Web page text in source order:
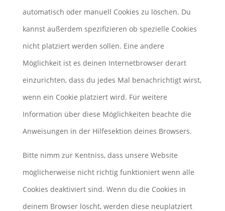
automatisch oder manuell Cookies zu löschen. Du
kannst außerdem spezifizieren ob spezielle Cookies
nicht platziert werden sollen. Eine andere
Möglichkeit ist es deinen Internetbrowser derart
einzurichten, dass du jedes Mal benachrichtigt wirst,
wenn ein Cookie platziert wird. Für weitere
Information über diese Möglichkeiten beachte die
Anweisungen in der Hilfesektion deines Browsers.
Bitte nimm zur Kentniss, dass unsere Website
möglicherweise nicht richtig funktioniert wenn alle
Cookies deaktiviert sind. Wenn du die Cookies in
deinem Browser löscht, werden diese neuplatziert